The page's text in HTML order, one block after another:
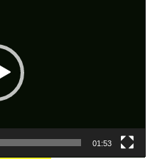
01:53